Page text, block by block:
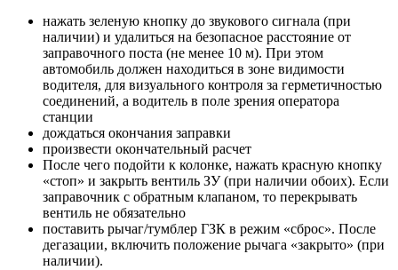
нажать зеленую кнопку до звукового сигнала (при
наличии) и удалиться на безопасное расстояние от
заправочного поста (не менее 10 м). При этом
автомобиль должен находиться в зоне видимости
водителя, для визуального контроля за герметичностью
соединений, а водитель в поле зрения оператора
станции
дождаться окончания заправки
произвести окончательный расчет
После чего подойти к колонке, нажать красную кнопку
«стоп» и закрыть вентиль ЗУ (при наличии обоих). Если
заправочник с обратным клапаном, то перекрывать
вентиль не обязательно
поставить рычаг/тумблер ГЗК в режим «сброс». После
дегазации, включить положение рычага «закрыто» (при
наличии).